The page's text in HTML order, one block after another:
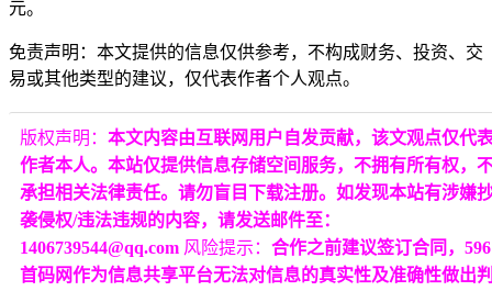
元。
免责声明：本文提供的信息仅供参考，不构成财务、投资、交
易或其他类型的建议，仅代表作者个人观点。
版权声明： 本文内容由互联网用户自发贡献，该文观点仅代
作者本人。本站仅提供信息存储空间服务，不拥有所有权，
承担相关法律责任。请勿盲目下载注册。如发现本站有涉嫌
袭侵权/违法违规的内容，请发送邮件至：
1406739544@qq.com 风险提示： 合作之前建议签订合同，596
首码网作为信息共享平台无法对信息的真实性及准确性做出